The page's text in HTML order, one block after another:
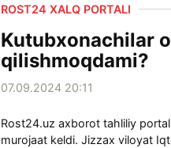
ROST24 XALQ PORTALI
Kutubxonachilar
qilishmoqdami?
07.09.2024 20:11
Rost24.uz axborot tahliliy
murojaat keldi. Jizzax viloyat